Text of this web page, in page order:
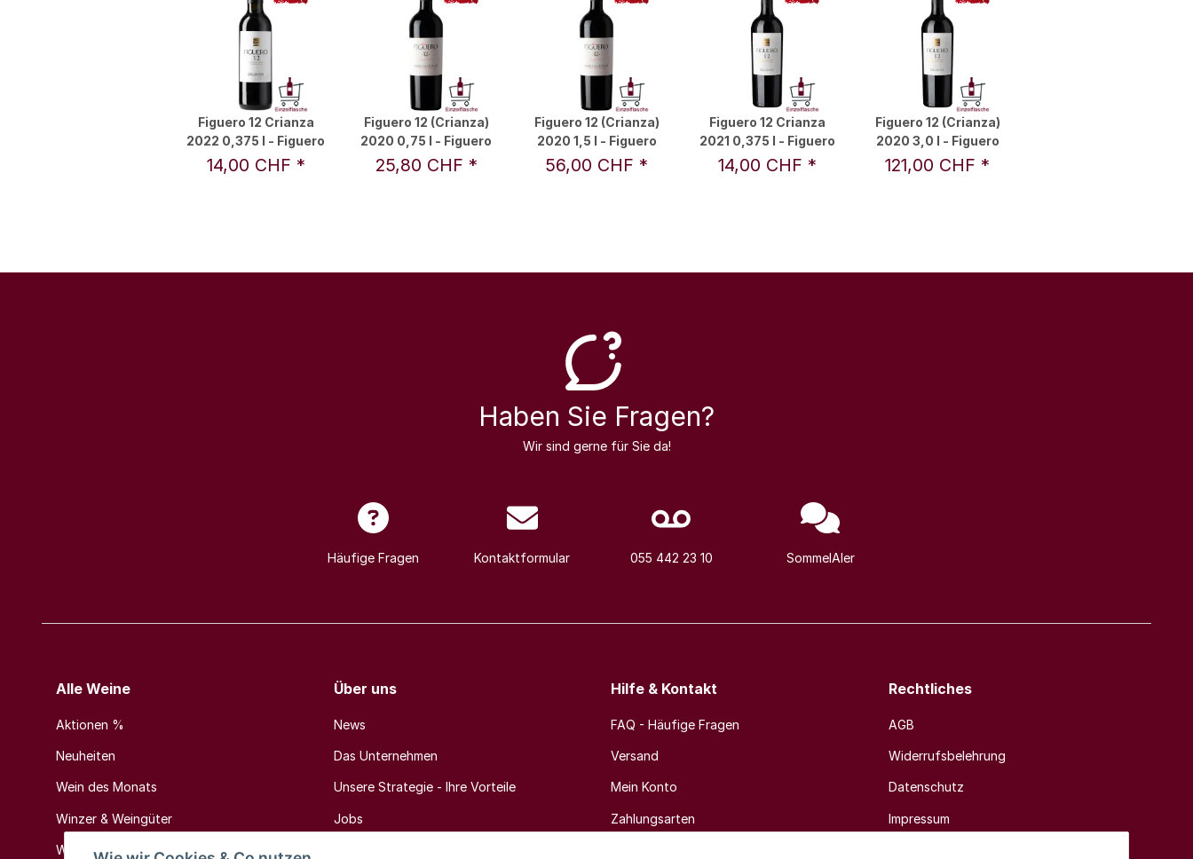
Figuero 12 Crianza
2022 0,375 l - Figuero
14,00 CHF *
Figuero 12 (Crianza)
2020 0,75 l - Figuero
25,80 CHF *
Figuero 12 (Crianza)
2020 1,5 l - Figuero
56,00 CHF *
Figuero 12 Crianza
2021 0,375 l - Figuero
14,00 CHF *
Figuero 12 (Crianza)
2020 3,0 l - Figuero
121,00 CHF *
Haben Sie Fragen?
Wir sind gerne für Sie da!
Häufige Fragen Kontaktformular 055 442 23 10 SommelAIer
Alle Weine
Aktionen %
Neuheiten
Wein des Monats
Winzer & Weingüter
Weinländer & Weinregionen
Über uns
News
Das Unternehmen
Unsere Strategie - Ihre Vorteile
Jobs
Hilfe & Kontakt
FAQ - Häufige Fragen
Versand
Mein Konto
Zahlungsarten
Rechtliches
AGB
Widerrufsbelehrung
Datenschutz
Impressum